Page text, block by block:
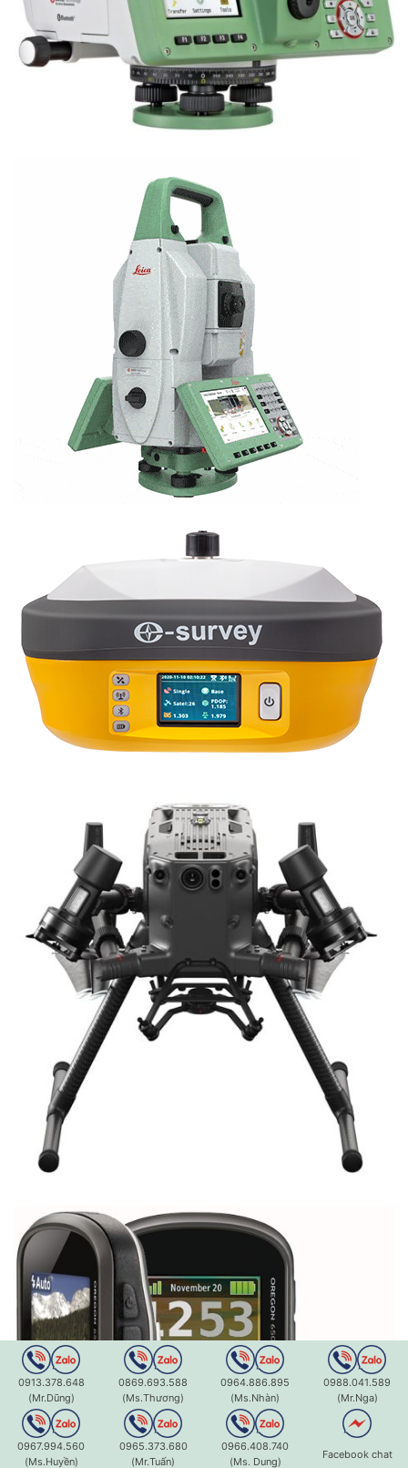
0913.378.648
(Mr.Dũng)
0869.693.588
(Ms.Thương)
0964.886.895
(Ms.Nhàn)
0988.041.589
(Mr.Nga)
0967.994.560
(Ms.Huyền)
0965.373.680
(Mr.Tuấn)
0966.408.740
(Ms. Dung)
Facebook chat